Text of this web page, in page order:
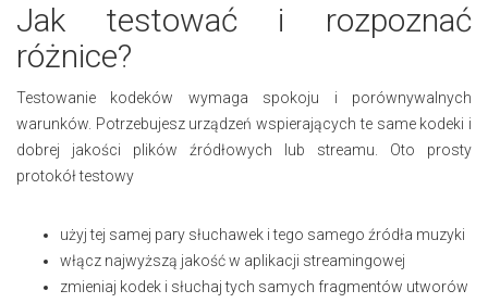
Jak testować i rozpoznać
różnice?
Testowanie kodeków wymaga spokoju i porównywalnych
warunków. Potrzebujesz urządzeń wspierających te same kodeki i
dobrej jakości plików źródłowych lub streamu. Oto prosty
protokół testowy
użyj tej samej pary słuchawek i tego samego źródła muzyki
włącz najwyższą jakość w aplikacji streamingowej
zmieniaj kodek i słuchaj tych samych fragmentów utworów